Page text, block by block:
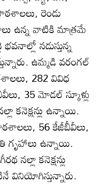
రెండు
ఉన్న వాటికి మాత్రమే
నడుస్తున్న
ఉమ్మడి వరంగల్‌
282 వివిధ
35 మోడల్‌ స్కూళ్లు
కనెక్షన్లు ఉన్నాయి.
56 కేజీబీవీలు,
గృహాలు ఉన్నాయి.
నల్లా కనెక్షన్లు
వినియోగిస్తున్నారు.